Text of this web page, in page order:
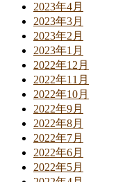
2023年4月
2023年3月
2023年2月
2023年1月
2022年12月
2022年11月
2022年10月
2022年9月
2022年8月
2022年7月
2022年6月
2022年5月